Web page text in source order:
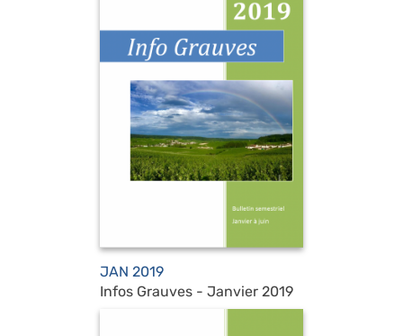
JAN 2019
Infos Grauves - Janvier 2019